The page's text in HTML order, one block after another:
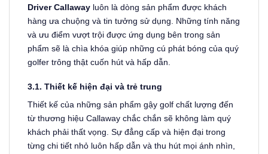
Driver Callaway luôn là dòng sản phẩm được khách
hàng ưa chuộng và tin tưởng sử dụng. Những tính năng
và ưu điểm vượt trội được ứng dụng bên trong sản
phẩm sẽ là chìa khóa giúp những cú phát bóng của quý
golfer trông thật cuốn hút và hấp dẫn.
3.1. Thiết kế hiện đại và trẻ trung
Thiết kế của những sản phẩm gậy golf chất lượng đến
từ thương hiệu Callaway chắc chắn sẽ không làm quý
khách phải thất vọng. Sự đẳng cấp và hiện đại trong
từng chi tiết nhỏ luôn hấp dẫn và thu hút mọi ánh nhìn,